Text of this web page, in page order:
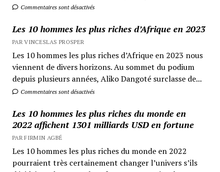
Commentaires sont désactivés
Les 10 hommes les plus riches d’Afrique en 2023
PAR VINCESLAS PROSPER
Les 10 hommes les plus riches d’Afrique en 2023 nous
viennent de divers horizons. Au sommet du podium
depuis plusieurs années, Aliko Dangoté surclasse de...
Commentaires sont désactivés
Les 10 hommes les plus riches du monde en
2022 affichent 1301 milliards USD en fortune
PAR FIRMIN AGBÉ
Les 10 hommes les plus riches du monde en 2022
pourraient très certainement changer l’univers s’ils